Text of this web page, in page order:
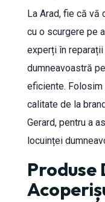
La Arad, fie că
cu o scurgere pe
experți în
dumneavoastră
eficiente.
calitate de la
Gerard, pentru a
locuinței
Produse